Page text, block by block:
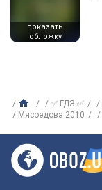
показать
обложку
✅ ГДЗ ✅
Мясоедова 2010